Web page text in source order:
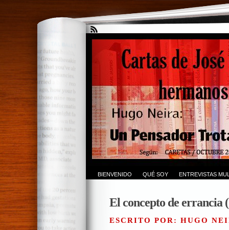
BIENVENIDO QUÉ SOY ENTREVISTAS
El concepto de
ESCRITO POR: HUGO